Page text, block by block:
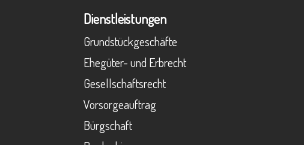
Dienstleistungen
Grundstückgeschäfte
Ehegüter- und Erbrecht
Gesellschaftsrecht
Vorsorgeauftrag
Bürgschaft